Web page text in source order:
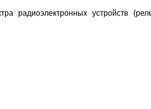
радиоэлектронных устройств